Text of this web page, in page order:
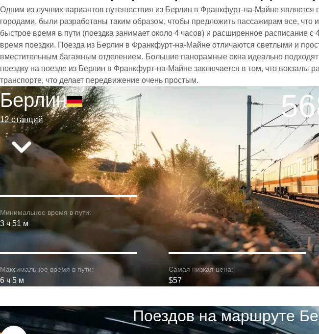
Одним из лучших вариантов путешествия из Берлин в Франкфурт-на-Майне
городами, были разработаны таким образом, чтобы предложить пассажирам все,
быстрое время в пути (поездка занимает около 4 часов) и расширенное
время поездки. Поезда из Берлин в Франкфурт-на-Майне отличаются светлыми и
вместительным багажным отделением. Большие панорамные окна идеально
поездку на поезде из Берлин в Франкфурт-на-Майне заключается в том, что
транспорте, что делает передвижение очень простым.
Берлин
12 станций
Минимальное время в пути:
3 ч 51 м
Максимальное время в пути:
6 ч 5 м
Самая низкая цена:
$57
Поездов на маршруте